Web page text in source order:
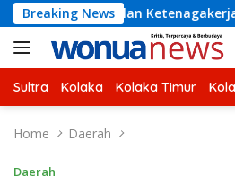
Skip
to
content
Breaking News
Ketenagakerjaan
Sultra Kolaka Kolaka Timur
Home Daerah
Daerah